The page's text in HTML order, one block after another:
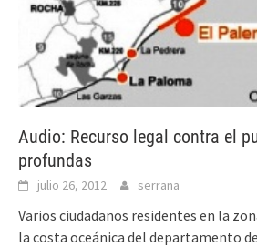
Audio: Recurso legal contra el
profundas
julio 26, 2012 serrana
Varios ciudadanos residentes en la
la costa oceánica del departamento